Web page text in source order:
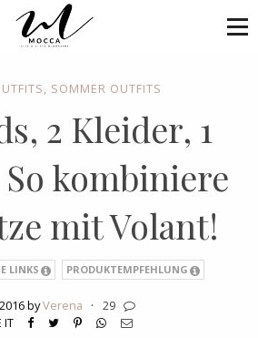
, SOMMER OUTFITS
2 Kleider, 1
kombiniere
mit Volant!
LINKS PRODUKTEMPFEHLUNG
byVerena ·
29
IT